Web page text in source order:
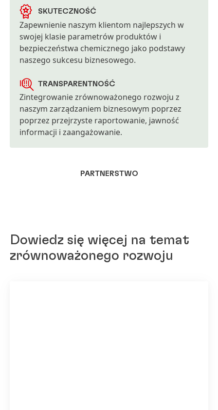
SKUTECZNOŚĆ
Zapewnienie naszym klientom najlepszych w
swojej klasie parametrów produktów i
bezpieczeństwa chemicznego jako podstawy
naszego sukcesu biznesowego.
TRANSPARENTNOŚĆ
Zintegrowanie zrównoważonego rozwoju z
naszym zarządzaniem biznesowym poprzez
poprzez przejrzyste raportowanie, jawność
informacji i zaangażowanie.
PARTNERSTWO
Dowiedz się więcej na temat
zrównoważonego rozwoju